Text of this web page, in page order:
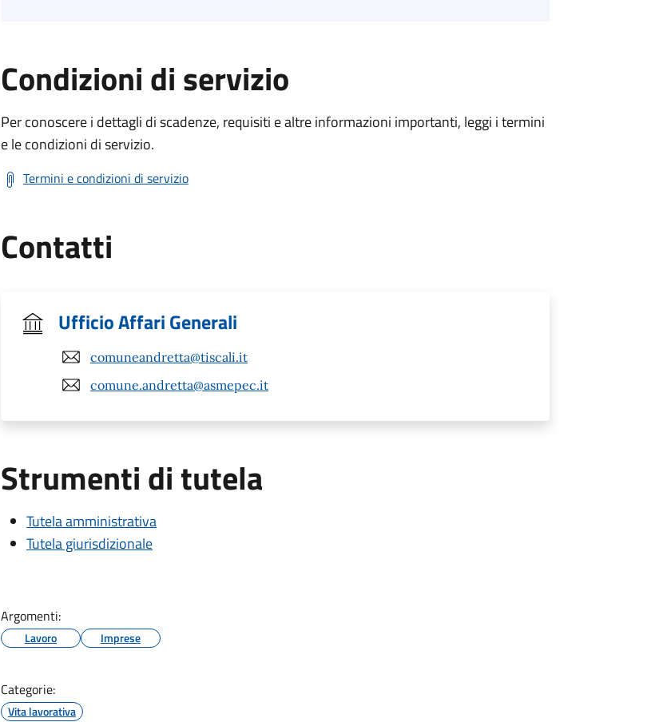
Condizioni di servizio
Per conoscere i dettagli di scadenze, requisiti e altre informazioni importanti, leggi i termini
e le condizioni di servizio.
Termini e condizioni di servizio
Contatti
Ufficio Affari Generali
comuneandretta@tiscali.it
comune.andretta@asmepec.it
Strumenti di tutela
Tutela amministrativa
Tutela giurisdizionale
Argomenti:
Lavoro Imprese
Categorie:
Vita lavorativa